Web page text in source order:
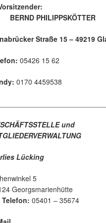
PHILIPPSKÖTTER
Straße 15 – 49219
05426 15 62
0170 4459538
und
Lücking
5
Telefon: 05401 – 35674